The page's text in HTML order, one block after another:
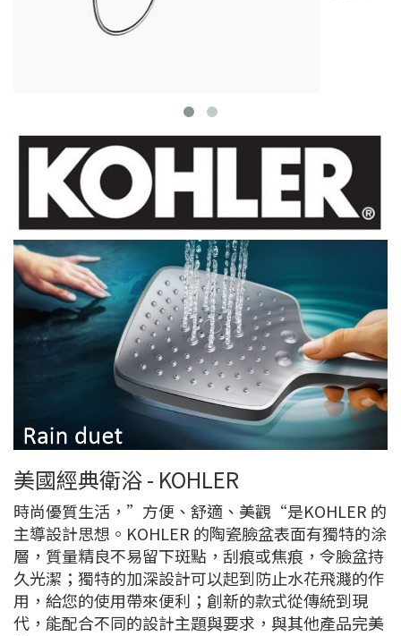
美國經典衛浴 - KOHLER
時尚優質生活，”方便、舒適、美觀“是KOHLER 的
主導設計思想。KOHLER 的陶瓷臉盆表面有獨特的涂
層，質量精良不易留下斑點，刮痕或焦痕，令臉盆持
久光潔；獨特的加深設計可以起到防止水花飛濺的作
用，給您的使用帶來便利；創新的款式從傳統到現
代，能配合不同的設計主題與要求，與其他產品完美